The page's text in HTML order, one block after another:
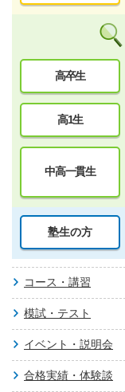
高卒生
高1生
中高一貫生
塾生の方
コース・講習
模試・テスト
イベント・説明会
合格実績・体験談